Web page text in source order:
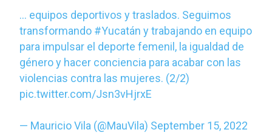
… equipos deportivos y traslados. Seguimos
transformando #Yucatán y trabajando en equipo
para impulsar el deporte femenil, la igualdad de
género y hacer conciencia para acabar con las
violencias contra las mujeres. (2/2)
pic.twitter.com/Jsn3vHjrxE
— Mauricio Vila (@MauVila) September 15, 2022